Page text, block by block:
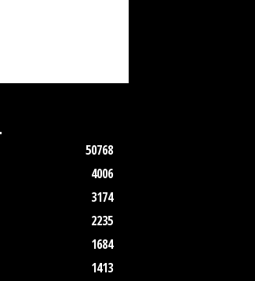
50768
4006
3174
2235
1684
1413